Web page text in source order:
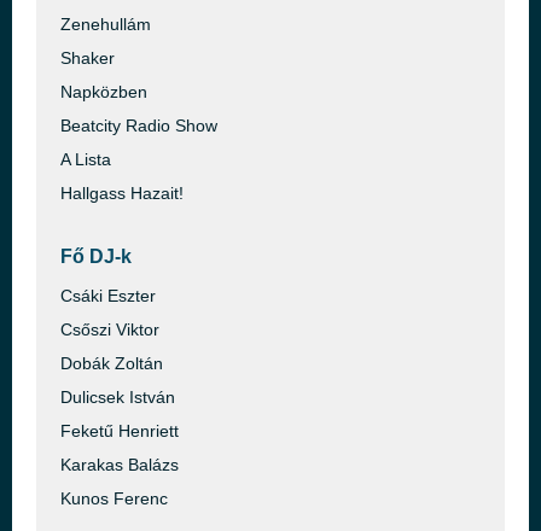
Zenehullám
Shaker
Napközben
Beatcity Radio Show
A Lista
Hallgass Hazait!
Fő DJ-k
Csáki Eszter
Csőszi Viktor
Dobák Zoltán
Dulicsek István
Feketű Henriett
Karakas Balázs
Kunos Ferenc